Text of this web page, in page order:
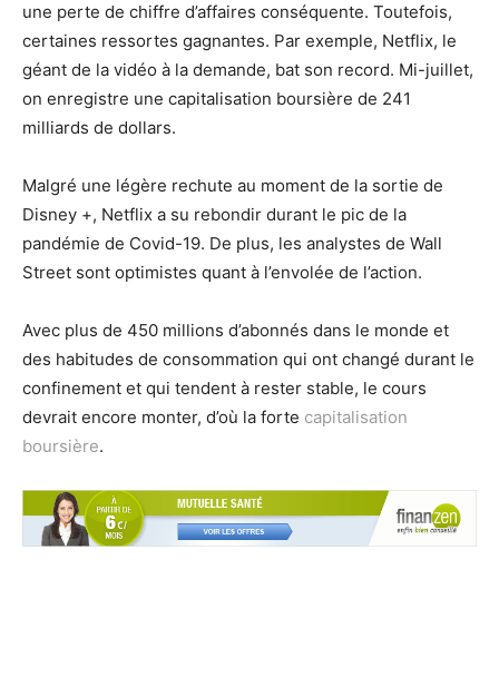
une perte de chiffre d’affaires conséquente. Toutefois,
certaines ressortes gagnantes. Par exemple, Netflix, le
géant de la vidéo à la demande, bat son record. Mi-juillet,
on enregistre une capitalisation boursière de 241
milliards de dollars.
Malgré une légère rechute au moment de la sortie de
Disney +, Netflix a su rebondir durant le pic de la
pandémie de Covid-19. De plus, les analystes de Wall
Street sont optimistes quant à l’envolée de l’action.
Avec plus de 450 millions d’abonnés dans le monde et
des habitudes de consommation qui ont changé durant le
confinement et qui tendent à rester stable, le cours
devrait encore monter, d’où la forte capitalisation
boursière.